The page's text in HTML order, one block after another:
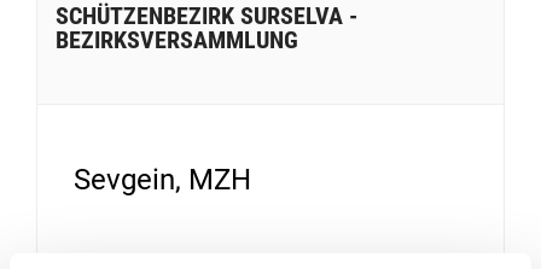
SCHÜTZENBEZIRK SURSELVA -
BEZIRKSVERSAMMLUNG
Sevgein, MZH